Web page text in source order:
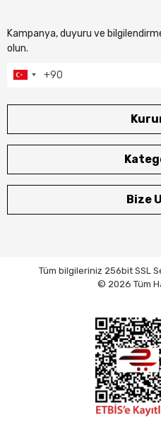
Kampanya, duyuru ve
olun.
Bize
Tüm bilgileriniz 256bit SSL
© 2026 Tüm